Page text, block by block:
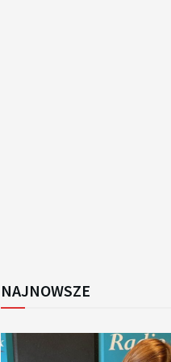
NAJNOWSZE